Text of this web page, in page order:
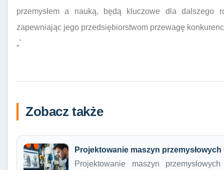
przemysłem a nauką, będą kluczowe dla dalszego
zapewniając jego przedsiębiorstwom przewagę
„`
Zobacz także
Projektowanie maszyn przemysłowych
Projektowanie maszyn